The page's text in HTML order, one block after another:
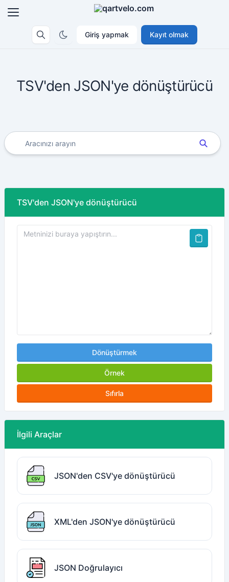
Giriş yapmak Kayıt olmak
TSV'den JSON'ye dönüştürücü
TSV'den JSON'ye dönüştürücü
Dönüştürmek
Örnek
Sıfırla
İlgili Araçlar
JSON'den CSV'ye dönüştürücü
XML'den JSON'ye dönüştürücü
JSON Doğrulayıcı